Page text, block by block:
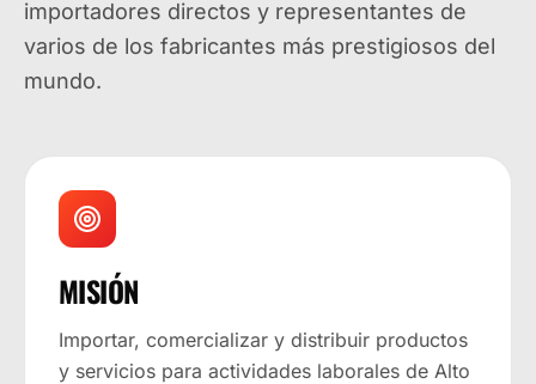
importadores directos y representantes de
varios de los fabricantes más prestigiosos del
mundo.
MISIÓN
Importar, comercializar y distribuir productos
y servicios para actividades laborales de Alto